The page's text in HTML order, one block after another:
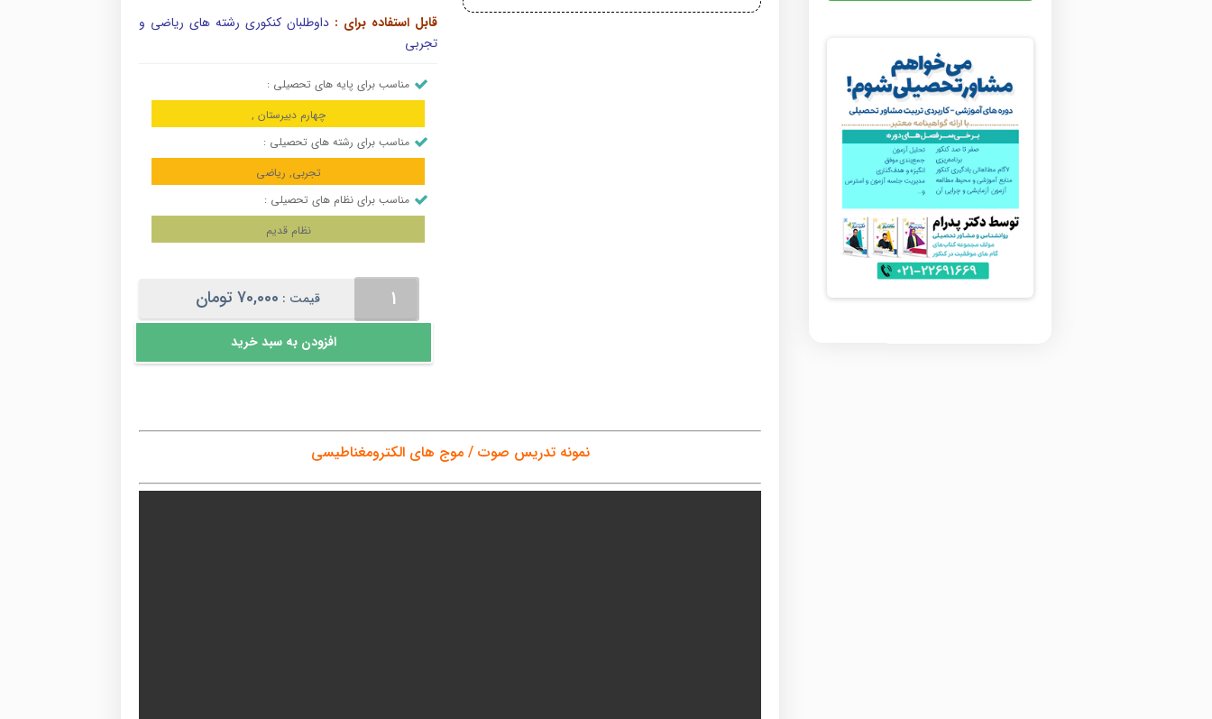
قابل استفاده برای : داوطلبان کنکوری رشته های ریاضی و
تجربی
مناسب برای پایه های تحصیلی :
چهارم دبیرستان ,
مناسب برای رشته های تحصیلی :
تجربی, ریاضی
مناسب برای نظام های تحصیلی :
نظام قدیم
موج
الکترومغناطیسی
قیمت : 70,000 تومان
افزودن به سبد خرید
نمونه تدریس صوت / موج های الکترومغناطیسی